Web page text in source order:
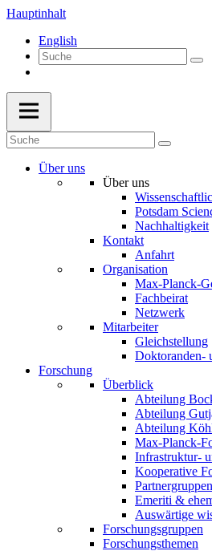
Hauptinhalt
English
Über uns
Über uns
Potsdam
Nachhaltigkeit
Kontakt
Anfahrt
Organisation
Max-Planck-
Fachbeirat
Netzwerk
Mitarbeiter
Gleichstellung
Doktoranden-
Forschung
Überblick
Abteilung
Abteilung
Abteilung
Max-Planck-
Infrastruktur-
Kooperative
Partnergruppen
Emeriti &
Auswärtige
Forschungsgruppen
Forschungsthemen